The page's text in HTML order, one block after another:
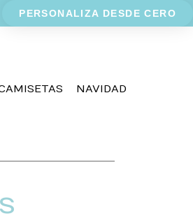
PERSONALIZA DESDE CERO
NAVIDAD